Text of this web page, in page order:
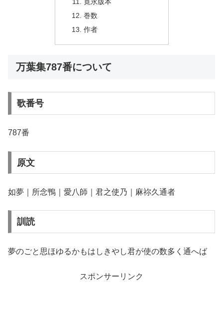
巻数
作者
万葉集787番について
歌番号
787番
原文
如夢｜所念鴨｜愛八師｜君之使乃｜麻祢久通者
訓読
夢のごと思ほゆるかもはしきやし君が使の数多く通へば
スポンサーリンク